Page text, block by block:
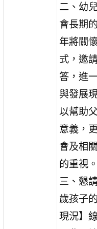
二、幼
會長期
年將關
式，邀
答，進
與發展
以幫助
意義，
會及相
的重視。
三、懇
歲孩子
現況】